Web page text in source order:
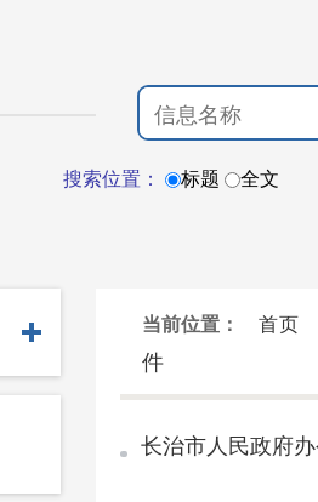
搜索位置： 标题 全文
当前位置： 首页
件
长治市人民政府